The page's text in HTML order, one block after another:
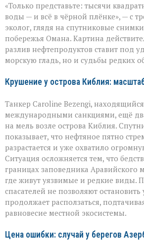
«Только представьте: тысячи
воды — и всё в чёрной плёнке», — с
эколог, глядя на спутниковые
побережья Омана. Картина
разлив нефтепродуктов ставит под
морскую гладь, но и судьбы редких
Крушение у острова Киблия:
Танкер Caroline Bezengi,
международными санкциями, ещё
на мель возле острова Киблия.
показывает, что нефтяное пятно
разрастается и уже охватило
Ситуация осложняется тем, что
границах заповедника Аравийского
где живут уязвимые и редкие виды.
спасателей не позволяют остановить
продолжает расползаться,
равновесие местной экосистемы.
Цена ошибки: случай у берегов